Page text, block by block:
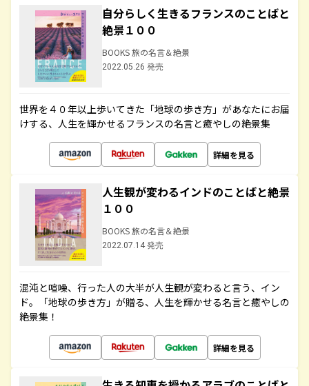
自分らしく生きるフランスのことばと
絶景１００
BOOKS 旅の名言＆絶景
2022.05.26 発売
世界を４０年以上歩いてきた「地球の歩き方」があなたにお届
けする、人生を輝かせるフランスの名言と癒やしの絶景集
詳細を見る
人生観が変わるインドのことばと絶景
１００
BOOKS 旅の名言＆絶景
2022.07.14 発売
混沌と喧噪、行った人の大半が人生観が変わると言う、イン
ド。「地球の歩き方」が贈る、人生を輝かせる名言と癒やしの
絶景集！
詳細を見る